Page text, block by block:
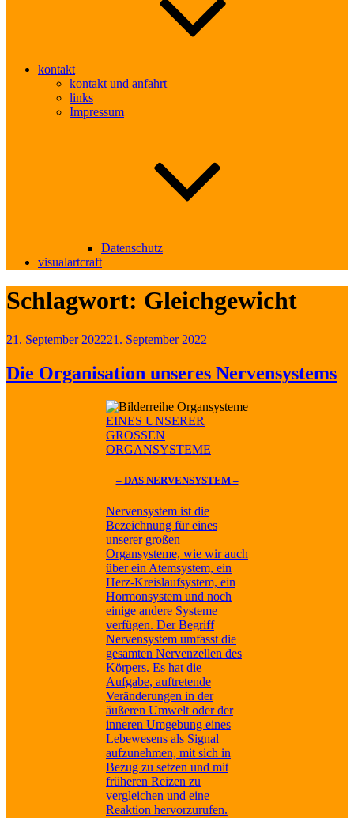
kontakt
kontakt und anfahrt
links
Impressum
Datenschutz
visualartcraft
Schlagwort: Gleichgewicht
Veröffentlicht
21. September 202221. September 2022
Die Organisation unseres Nervensystems
EINES UNSERER
GROSSEN
ORGANSYSTEME
– DAS NERVENSYSTEM –
Nervensystem ist die
Bezeichnung für eines
unserer großen
Organsysteme, wie wir auch
über ein Atemsystem, ein
Herz-Kreislaufsystem, ein
Hormonsystem und noch
einige andere Systeme
verfügen. Der Begriff
Nervensystem umfasst die
gesamten Nervenzellen des
Körpers. Es hat die
Aufgabe, auftretende
Veränderungen in der
äußeren Umwelt oder der
inneren Umgebung eines
Lebewesens als Signal
aufzunehmen, mit sich in
Bezug zu setzen und mit
früheren Reizen zu
vergleichen und eine
Reaktion hervorzurufen.